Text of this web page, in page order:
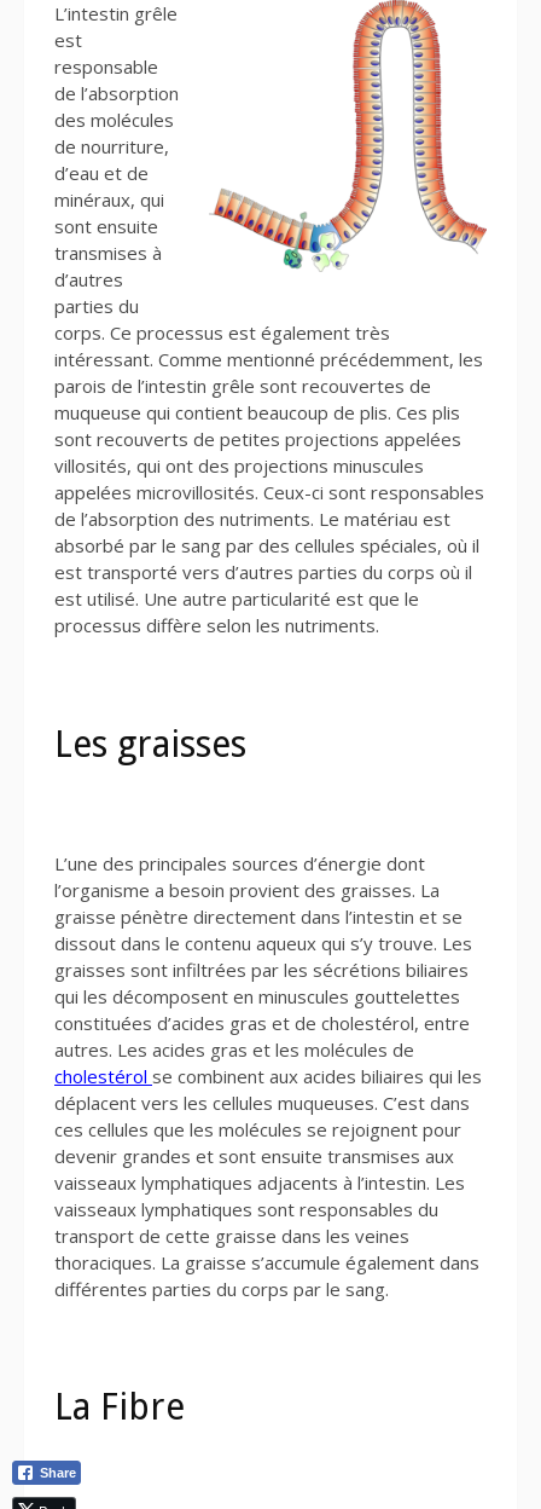
L’intestin grêle
est
responsable
de l’absorption
des molécules
de nourriture,
d’eau et de
minéraux, qui
sont ensuite
transmises à
d’autres
parties du
corps. Ce processus est également très
intéressant. Comme mentionné précédemment, les
parois de l’intestin grêle sont recouvertes de
muqueuse qui contient beaucoup de plis. Ces plis
sont recouverts de petites projections appelées
villosités, qui ont des projections minuscules
appelées microvillosités. Ceux-ci sont responsables
de l’absorption des nutriments. Le matériau est
absorbé par le sang par des cellules spéciales, où il
est transporté vers d’autres parties du corps où il
est utilisé. Une autre particularité est que le
processus diffère selon les nutriments.
Les graisses
L’une des principales sources d’énergie dont
l’organisme a besoin provient des graisses. La
graisse pénètre directement dans l’intestin et se
dissout dans le contenu aqueux qui s’y trouve. Les
graisses sont infiltrées par les sécrétions biliaires
qui les décomposent en minuscules gouttelettes
constituées d’acides gras et de cholestérol, entre
autres. Les acides gras et les molécules de
cholestérol se combinent aux acides biliaires qui les
déplacent vers les cellules muqueuses. C’est dans
ces cellules que les molécules se rejoignent pour
devenir grandes et sont ensuite transmises aux
vaisseaux lymphatiques adjacents à l’intestin. Les
vaisseaux lymphatiques sont responsables du
transport de cette graisse dans les veines
thoraciques. La graisse s’accumule également dans
différentes parties du corps par le sang.
La Fibre
Share